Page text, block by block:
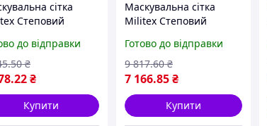
сітка
Степовий
100 кв.м.)
до відправки
.22₴
.50 ₴
Купити
Маскувальна сітка
Militex Степовий
(площа 150 кв.м.)
Готово до відправки
7 166.85₴
9 817.60 ₴
Купити